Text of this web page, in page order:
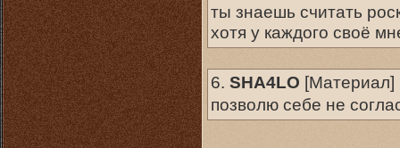
ты знаешь считать
хотя у каждого своё
6. SHA4LO [Материал]
позволю себе не